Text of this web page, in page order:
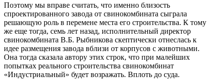
Поэтому мы вправе считать, что именно близость
спроектированного завода от свинокомбината сыграла
решающую роль в перемене места его строительства. К тому
же еще тогда, семь лет назад, исполнительный директор
свинокомбината В.Б. Рыбникова скептически отнеслась к
идее размещения завода вблизи от корпусов с животными.
Она тогда сказала автору этих строк, что при малейших
попытках реального строительства свинокомбинат
«Индустриальный» будет возражать. Вплоть до суда.